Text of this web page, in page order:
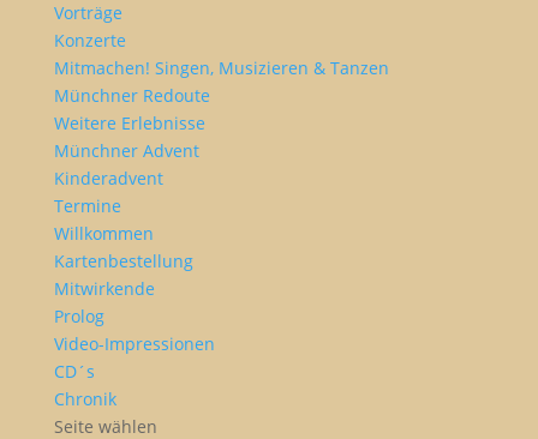
Vorträge
Konzerte
Mitmachen! Singen, Musizieren & Tanzen
Münchner Redoute
Weitere Erlebnisse
Münchner Advent
Kinderadvent
Termine
Willkommen
Kartenbestellung
Mitwirkende
Prolog
Video-Impressionen
CD´s
Chronik
Seite wählen